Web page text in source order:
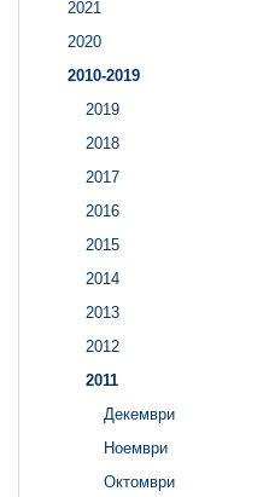
2021
2020
2010-2019
2019
2018
2017
2016
2015
2014
2013
2012
2011
Декември
Ноември
Октомври